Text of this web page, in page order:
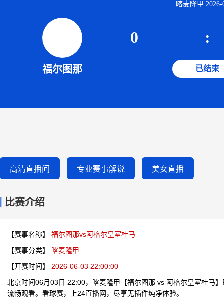
喀麦隆甲 2026-
福尔图那
0 :
已结束
高清直播间 专业赛事解说 美女直播
比赛介绍
【赛事名称】
福尔图那vs阿格尔皇室杜马
【赛事分类】
喀麦隆甲
【开赛时间】
2026-06-03 22:00:00
北京时间06月03日 22:00，喀麦隆甲【福尔图那 vs 阿格尔皇室杜马
流畅观看。看球赛，上24直播网，尽享无插件纯净体验。